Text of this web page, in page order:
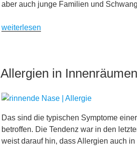
aber auch junge Familien und
„Mangelnde
Weichmacher,
und
die
Fruchtbarkeit
schädigen“
weiterlesen
Allergien in
Das sind die typischen Symptome
betroffen. Die Tendenz war in den
weist darauf hin, dass Allergien auch